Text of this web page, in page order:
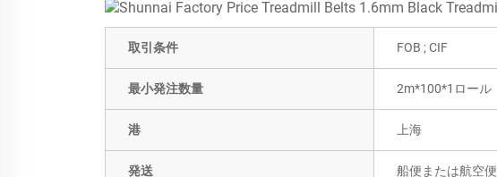
取引条件 FOB ; CIF
最小発注数量 2m*100*1ロール
港 上海
発送 船便または航空便